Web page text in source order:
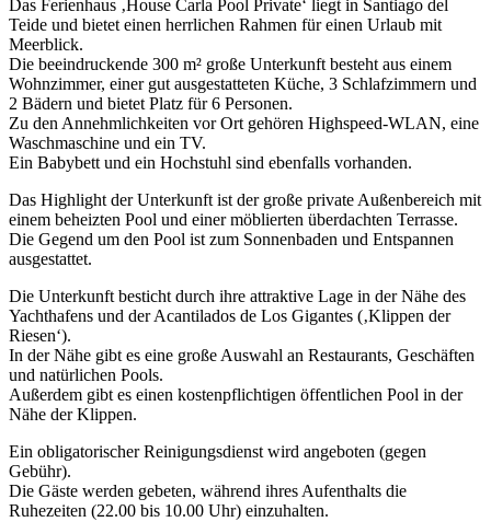
Das Ferienhaus ‚House Carla Pool Private‘ liegt in Santiago del
Teide und bietet einen herrlichen Rahmen für einen Urlaub mit
Meerblick.
Die beeindruckende 300 m² große Unterkunft besteht aus einem
Wohnzimmer, einer gut ausgestatteten Küche, 3 Schlafzimmern und
2 Bädern und bietet Platz für 6 Personen.
Zu den Annehmlichkeiten vor Ort gehören Highspeed-WLAN, eine
Waschmaschine und ein TV.
Ein Babybett und ein Hochstuhl sind ebenfalls vorhanden.
Das Highlight der Unterkunft ist der große private Außenbereich mit
einem beheizten Pool und einer möblierten überdachten Terrasse.
Die Gegend um den Pool ist zum Sonnenbaden und Entspannen
ausgestattet.
Die Unterkunft besticht durch ihre attraktive Lage in der Nähe des
Yachthafens und der Acantilados de Los Gigantes (‚Klippen der
Riesen‘).
In der Nähe gibt es eine große Auswahl an Restaurants, Geschäften
und natürlichen Pools.
Außerdem gibt es einen kostenpflichtigen öffentlichen Pool in der
Nähe der Klippen.
Ein obligatorischer Reinigungsdienst wird angeboten (gegen
Gebühr).
Die Gäste werden gebeten, während ihres Aufenthalts die
Ruhezeiten (22.00 bis 10.00 Uhr) einzuhalten.